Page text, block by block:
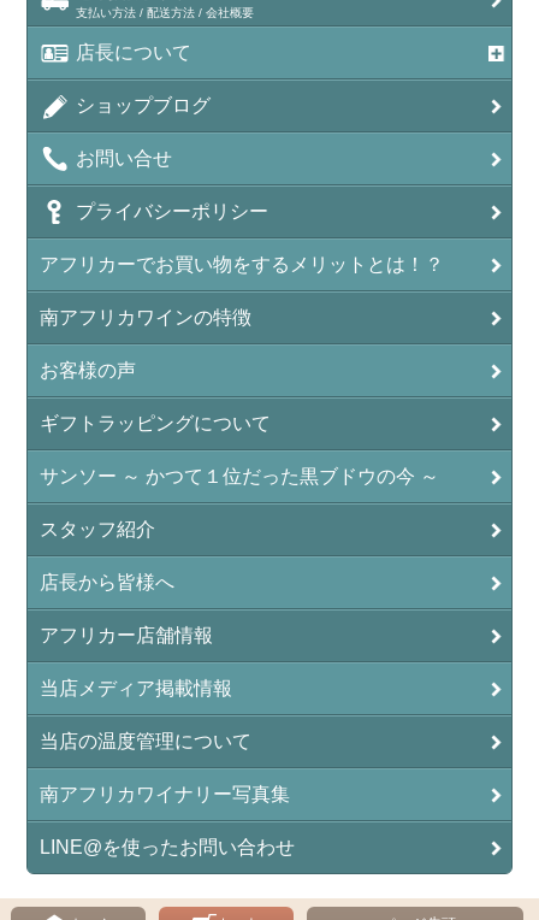
支払い方法 / 配送方法 / 会社概要
店長について
ショップブログ
お問い合せ
プライバシーポリシー
アフリカーでお買い物をするメリットとは！？
南アフリカワインの特徴
お客様の声
ギフトラッピングについて
サンソー ～ かつて１位だった黒ブドウの今 ～
スタッフ紹介
店長から皆様へ
アフリカー店舗情報
当店メディア掲載情報
当店の温度管理について
南アフリカワイナリー写真集
LINE@を使ったお問い合わせ